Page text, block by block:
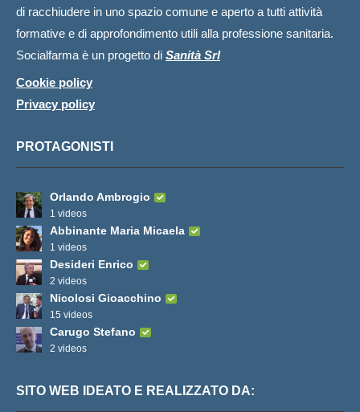
di racchiudere in uno spazio comune e aperto a tutti attività
formative e di approfondimento utili alla professione sanitaria.
Socialfarma è un progetto di Sanità Srl
Cookie policy
Privacy policy
PROTAGONISTI
Orlando Ambrogio
1 videos
Abbinante Maria Micaela
1 videos
Desideri Enrico
2 videos
Nicolosi Gioacchino
15 videos
Carugo Stefano
2 videos
SITO WEB IDEATO E REALIZZATO DA: